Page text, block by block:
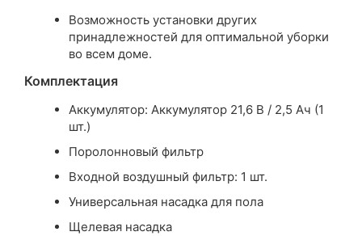
Возможность установки других
принадлежностей для оптимальной уборки
во всем доме.
Комплектация
Аккумулятор: Аккумулятор 21,6 В / 2,5 Ач (1
шт.)
Поролонновый фильтр
Входной воздушный фильтр: 1 шт.
Универсальная насадка для пола
Щелевая насадка